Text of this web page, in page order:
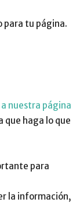
para tu página.
a nuestra página
que haga lo que
para
la información,